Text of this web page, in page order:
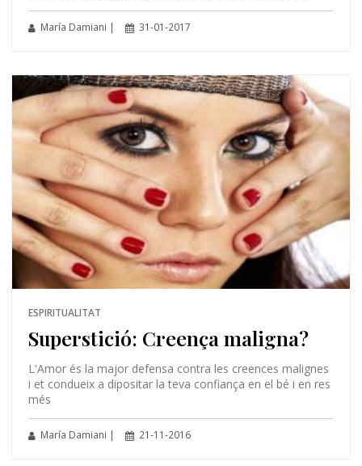
María Damiani | 31-01-2017
ESPIRITUALITAT
Superstició: Creença maligna?
L'Amor és la major defensa contra les creences malignes
i et condueix a dipositar la teva confiança en el bé i en res
més
María Damiani | 21-11-2016